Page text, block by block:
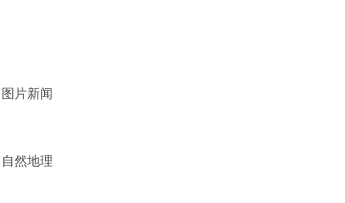
图片新闻
自然地理